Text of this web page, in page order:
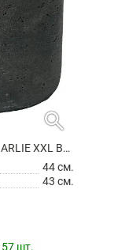
search
КАШПО ROUGH CHARLIE XXL BLACK WASHED
44 см.
43 см.
57 шт.